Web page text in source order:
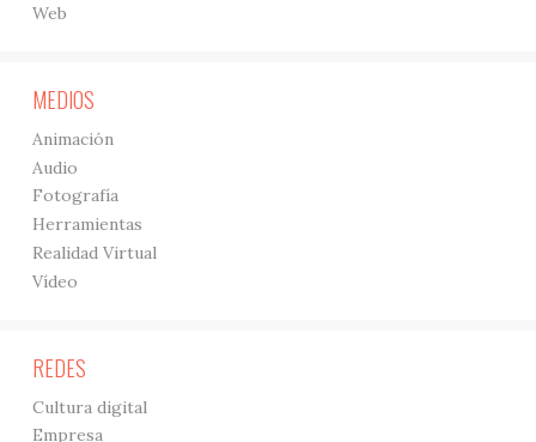
Web
MEDIOS
Animación
Audio
Fotografía
Herramientas
Realidad Virtual
Vídeo
REDES
Cultura digital
Empresa